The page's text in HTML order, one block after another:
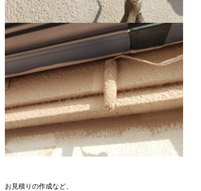
お見積りの作成など、